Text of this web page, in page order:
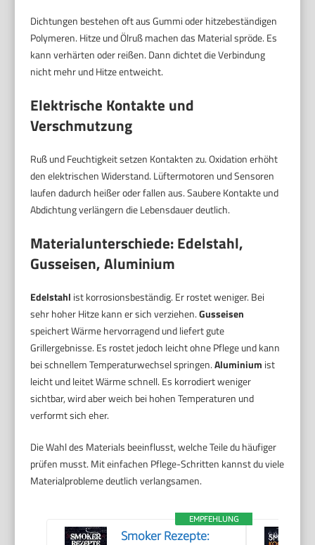
Dichtungen bestehen oft aus Gummi oder hitzebeständigen
Polymeren. Hitze und Ölruß machen das Material spröde. Es
kann verhärten oder reißen. Dann dichtet die Verbindung
nicht mehr und Hitze entweicht.
Elektrische Kontakte und
Verschmutzung
Ruß und Feuchtigkeit setzen Kontakten zu. Oxidation erhöht
den elektrischen Widerstand. Lüftermotoren und Sensoren
laufen dadurch heißer oder fallen aus. Saubere Kontakte und
Abdichtung verlängern die Lebensdauer deutlich.
Materialunterschiede: Edelstahl,
Gusseisen, Aluminium
Edelstahl ist korrosionsbeständig. Er rostet weniger. Bei
sehr hoher Hitze kann er sich verziehen.Gusseisen
speichert Wärme hervorragend und liefert gute
Grillergebnisse. Es rostet jedoch leicht ohne Pflege und kann
bei schnellem Temperaturwechsel springen.Aluminium ist
leicht und leitet Wärme schnell. Es korrodiert weniger
sichtbar, wird aber weich bei hohen Temperaturen und
verformt sich eher.
Die Wahl des Materials beeinflusst, welche Teile du häufiger
prüfen musst. Mit einfachen Pflege-Schritten kannst du viele
Materialprobleme deutlich verlangsamen.
EMPFEHLUNG
Smoker Rezepte: